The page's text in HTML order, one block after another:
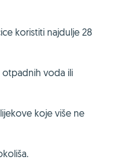
koristiti najdulje 28
otpadnih voda ili
koje više ne